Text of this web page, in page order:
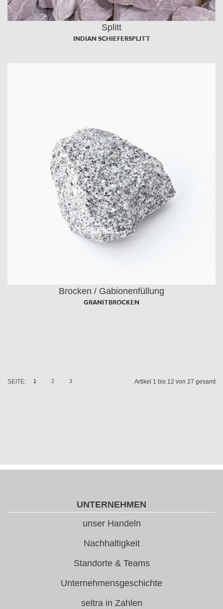
Splitt
INDIAN SCHIEFERSPLITT
Brocken / Gabionenfüllung
GRANITBROCKEN
Artikel 1 bis 12 von 27 gesamt
SEITE: 1 2 3
UNTERNEHMEN
unser Handeln
Nachhaltigkeit
Standorte & Teams
Unternehmensgeschichte
seltra in Zahlen